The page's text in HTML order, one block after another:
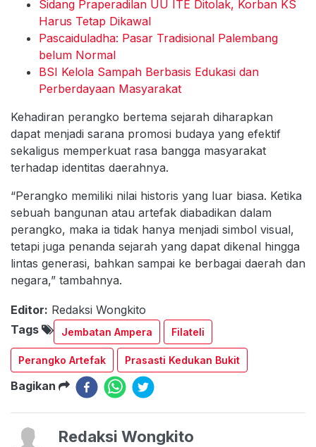
Sidang Praperadilan UU ITE Ditolak, Korban KS
Harus Tetap Dikawal
Pascaiduladha: Pasar Tradisional Palembang
belum Normal
BSI Kelola Sampah Berbasis Edukasi dan
Perberdayaan Masyarakat
Kehadiran perangko bertema sejarah diharapkan
dapat menjadi sarana promosi budaya yang efektif
sekaligus memperkuat rasa bangga masyarakat
terhadap identitas daerahnya.
“Perangko memiliki nilai historis yang luar biasa. Ketika
sebuah bangunan atau artefak diabadikan dalam
perangko, maka ia tidak hanya menjadi simbol visual,
tetapi juga penanda sejarah yang dapat dikenal hingga
lintas generasi, bahkan sampai ke berbagai daerah dan
negara,” tambahnya.
Editor: Redaksi Wongkito
Tags
Jembatan Ampera Filateli
Perangko Artefak Prasasti Kedukan Bukit
Bagikan
Redaksi Wongkito